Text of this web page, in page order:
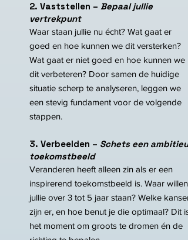
2. Vaststellen – Bepaal jullie
vertrekpunt
Waar staan jullie nu écht? Wat gaat er
goed en hoe kunnen we dit versterken?
Wat gaat er niet goed en hoe kunnen we
dit verbeteren? Door samen de huidige
situatie scherp te analyseren, leggen we
een stevig fundament voor de volgende
stappen.
3. Verbeelden – Schets een ambitieus
toekomstbeeld
Veranderen heeft alleen zin als er een
inspirerend toekomstbeeld is. Waar willen
jullie over 3 tot 5 jaar staan? Welke kansen
zijn er, en hoe benut je die optimaal? Dit is
het moment om groots te dromen én de